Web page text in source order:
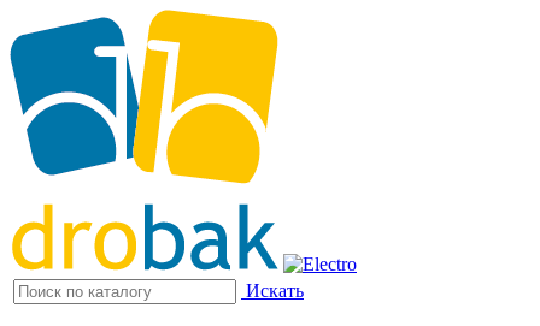
Искать